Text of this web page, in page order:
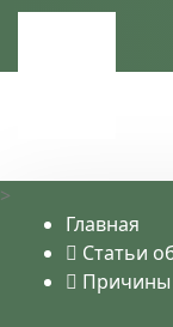
>
Главная
Статьи
Причины